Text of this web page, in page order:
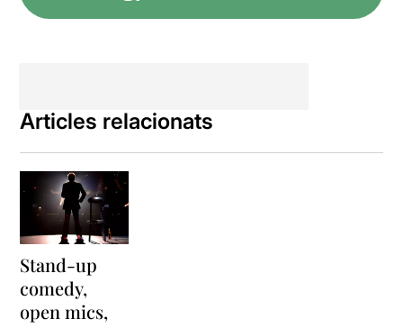
Articles relacionats
Stand-up
comedy,
open mics,